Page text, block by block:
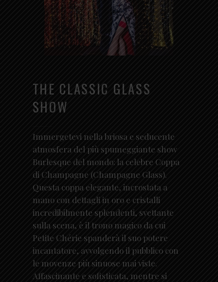
THE CLASSIC GLASS
SHOW
Immergetevi nella briosa e seducente
atmosfera del più spumeggiante show
Burlesque del mondo: la celebre Coppa
di Champagne (Champagne Glass).
Questa coppa elegante, incrostata a
mano con dettagli in oro e cristalli
incredibilmente splendenti, svettante
sulla scena, è il trono magico da cui
Petite Chérie spanderà il suo potere
incantatore, avvolgendo il pubblico con
le movenze più sinuose mai viste.
Affascinante e sofisticata, mentre si